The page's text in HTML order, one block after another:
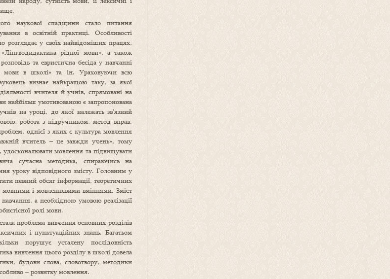
наукової спадщини стало питання
в освітній практиці. Особливості
розглядає у своїх найвідоміших працях,
рідної мови», а також
та евристична бесіда у навчанні
мови в школі» та ін. Ураховуючи всю
визнає найкращою таку, за якої
вчителя й учнів, спрямовані на
найбільш умотивованою є запропонована
на уроці, до якої належать зв’язний
робота з підручником, метод вправ.
однієї з яких є культура мовлення
вчитель – це завжди учень», тому
мовлення та підвищувати
сучасна методика, спираючись на
уроку відповідного змісту. Головним у
певний обсяг інформації, теоретичних
мовними і мовленнєвими вміннями. Зміст
а необхідною умовою реалізації
ролі мови.
проблема вивчення основних розділів
і пунктуаційних знань. Багатьом
порушує усталену послідовність
вивчення цього розділу в школі довела
будови слова, словотвору, методики
‒ розвитку мовлення.